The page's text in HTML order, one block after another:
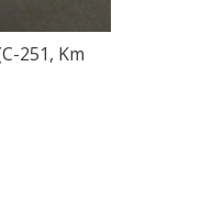
251, Km